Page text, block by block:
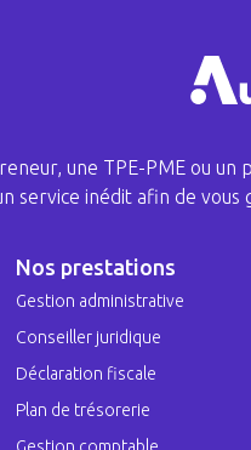
une TPE-PME ou
service inédit afin de vous
Nos prestations
Gestion administrative
Conseiller juridique
Déclaration fiscale
Plan de trésorerie
Gestion comptable